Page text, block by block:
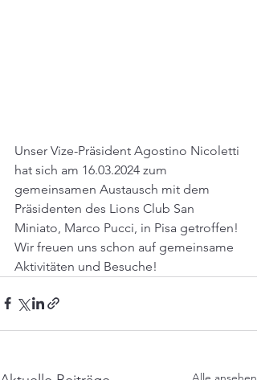
Unser Vize-Präsident Agostino Nicoletti
hat sich am 16.03.2024 zum
gemeinsamen Austausch mit dem
Präsidenten des Lions Club San
Miniato, Marco Pucci, in Pisa getroffen!
Wir freuen uns schon auf gemeinsame
Aktivitäten und Besuche!